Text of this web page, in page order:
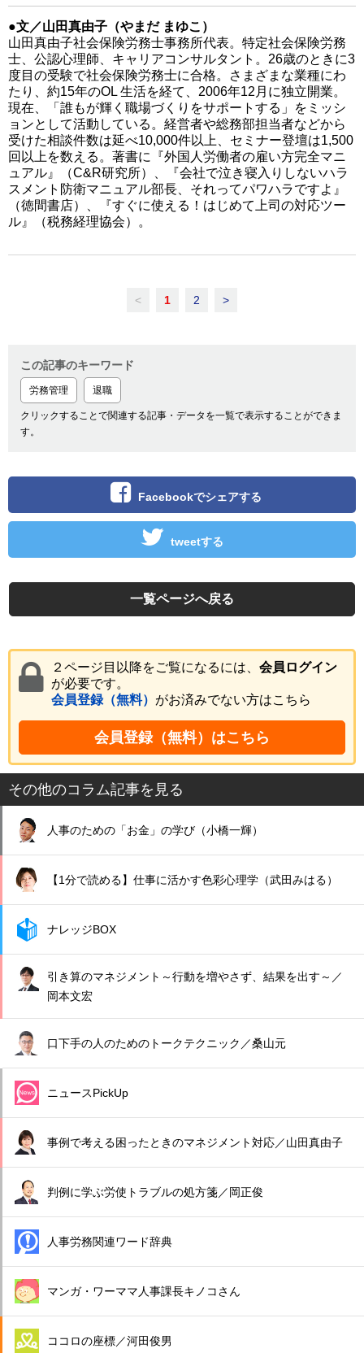
●文／山田真由子（やまだ まゆこ）
山田真由子社会保険労務士事務所代表。特定社会保険労務
士、公認心理師、キャリアコンサルタント。26歳のときに3
度目の受験で社会保険労務士に合格。さまざまな業種にわ
たり、約15年のOL 生活を経て、2006年12月に独立開業。
現在、「誰もが輝く職場づくりをサポートする」をミッシ
ョンとして活動している。経営者や総務部担当者などから
受けた相談件数は延べ10,000件以上、セミナー登壇は1,500
回以上を数える。著書に『外国人労働者の雇い方完全マニ
ュアル』（C&R研究所）、『会社で泣き寝入りしないハラ
スメント防衛マニュアル部長、それってパワハラですよ』
（徳間書店）、『すぐに使える！はじめて上司の対応ツー
ル』（税務経理協会）。
< 1 2 >
この記事のキーワード
労務管理 退職
クリックすることで関連する記事・データを一覧で表示することができま
す。
Facebookでシェアする
tweetする
一覧ページへ戻る
２ページ目以降をご覧になるには、 会員ログイン
が必要です。
会員登録（無料） がお済みでない方はこちら
会員登録（無料）はこちら
その他のコラム記事を見る
人事のための「お金」の学び（小橋一輝）
【1分で読める】仕事に活かす色彩心理学（武田みはる）
ナレッジBOX
引き算のマネジメント～行動を増やさず、結果を出す～／
岡本文宏
口下手の人のためのトークテクニック／桑山元
ニュースPickUp
事例で考える困ったときのマネジメント対応／山田真由子
判例に学ぶ労使トラブルの処方箋／岡正俊
人事労務関連ワード辞典
マンガ・ワーママ人事課長キノコさん
ココロの座標／河田俊男